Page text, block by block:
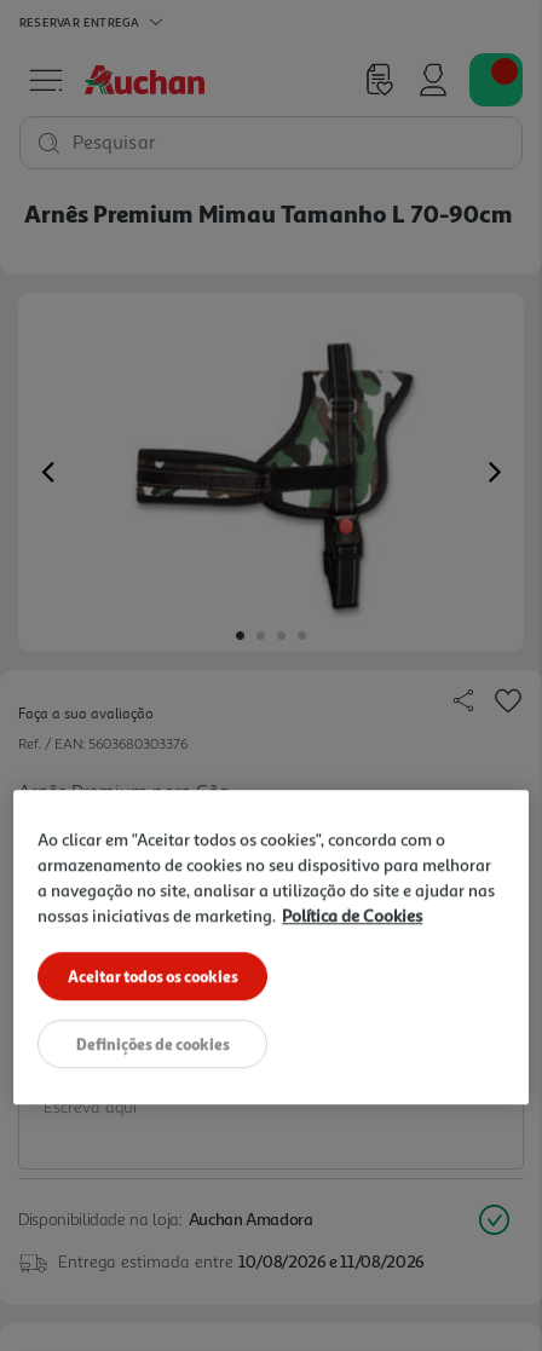
RESERVAR ENTREGA
Pesquisar
Arnês Premium Mimau Tamanho L 70-90cm
Previous
Faça a sua avaliação
Ref. / EAN: 5603680303376
Arnês Premium para Cão
11.55 €/un
11,55 €
Notas de preparação
Disponibilidade na loja: Auchan Amadora
Entrega estimada entre 10/08/2026 e 11/08/2026
Ao clicar em "Aceitar todos os cookies", concorda com o
armazenamento de cookies no seu dispositivo para melhorar
a navegação no site, analisar a utilização do site e ajudar nas
nossas iniciativas de marketing. Política de Cookies
Aceitar todos os cookies
Definições de cookies